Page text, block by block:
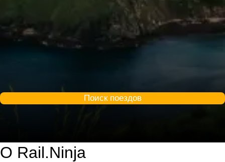
Поиск поездов
О Rail.Ninja